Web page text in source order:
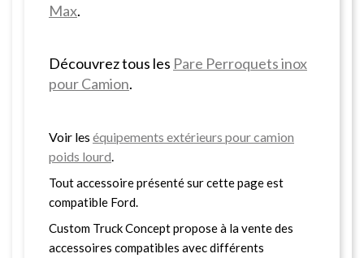
Max.
Découvrez tous les Pare Perroquets inox
pour Camion.
Voir les équipements extérieurs pour camion
poids lourd
Tout accessoire présenté sur cette page est
compatible Ford.
Custom Truck Concept propose à la vente des
accessoires compatibles avec différents